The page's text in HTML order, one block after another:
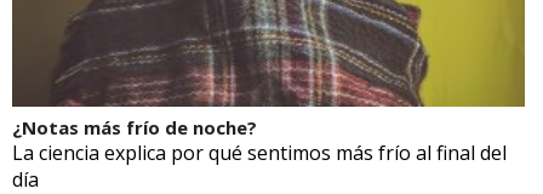
¿Notas más frío de noche?
La ciencia explica por qué sentimos más frío al final del
día